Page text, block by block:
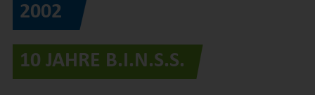
2002
10 JAHRE B.I.N.S.S.